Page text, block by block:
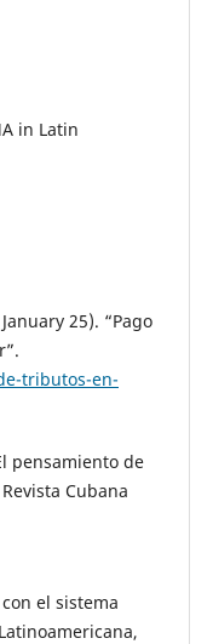
in Latin
January 25). “Pago
tributos-en-
pensamiento de
Cubana
el sistema